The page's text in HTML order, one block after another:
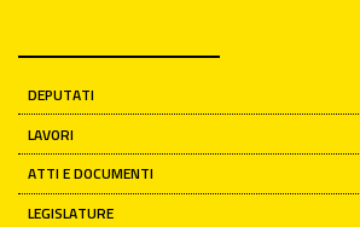
DEPUTATI
LAVORI
ATTI E DOCUMENTI
LEGISLATURE